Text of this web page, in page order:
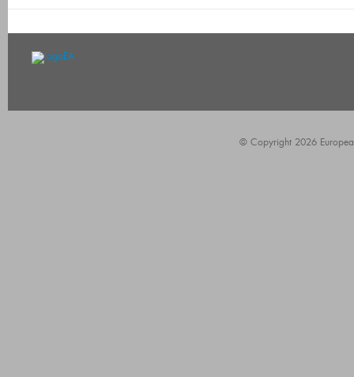
© Copyright 2026